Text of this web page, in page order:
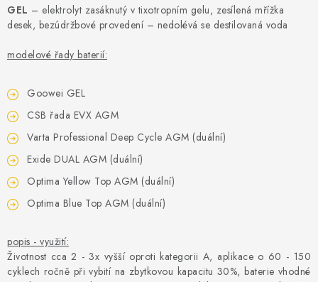
GEL – elektrolyt zasáknutý v tixotropním gelu, zesílená mřížka
desek, bezúdržbové provedení – nedolévá se destilovaná voda
modelové řady baterií:
Goowei GEL
CSB řada EVX AGM
Varta Professional Deep Cycle AGM (duální)
Exide DUAL AGM (duální)
Optima Yellow Top AGM (duální)
Optima Blue Top AGM (duální)
popis - využití:
Životnost cca 2 - 3x vyšší oproti kategorii A, aplikace o 60 - 150
cyklech ročně při vybití na zbytkovou kapacitu 30%, baterie vhodné